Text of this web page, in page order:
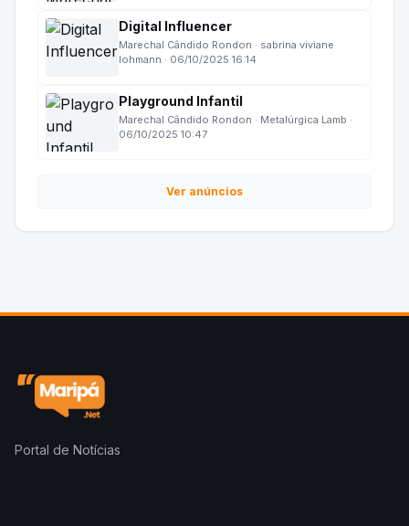
Digital Influencer
Marechal Cândido Rondon · sabrina viviane
lohmann · 06/10/2025 16:14
Playground Infantil
Marechal Cândido Rondon · Metalúrgica Lamb ·
06/10/2025 10:47
Ver anúncios
Portal de Notícias